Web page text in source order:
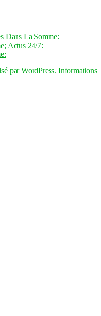
Dans La Somme:
Actus 24/7:
par WordPress. Informations